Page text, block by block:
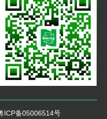
微信
公众号
ICP备05006514号